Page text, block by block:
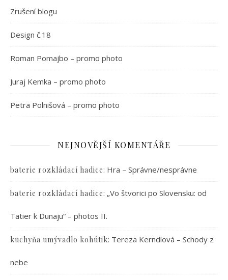
Zrušení blogu
Design č.18
Roman Pomajbo – promo photo
Juraj Kemka – promo photo
Petra Polnišová – promo photo
NEJNOVĚJŠÍ KOMENTÁŘE
baterie rozkládací hadice: Hra – Správne/nesprávne
baterie rozkládací hadice: „Vo štvorici po Slovensku: od
Tatier k Dunaju“ – photos II.
kuchyňa umývadlo kohútik: Tereza Kerndlová – Schody z
nebe